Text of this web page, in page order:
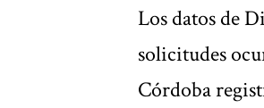
Los datos de
solicitudes
Córdoba